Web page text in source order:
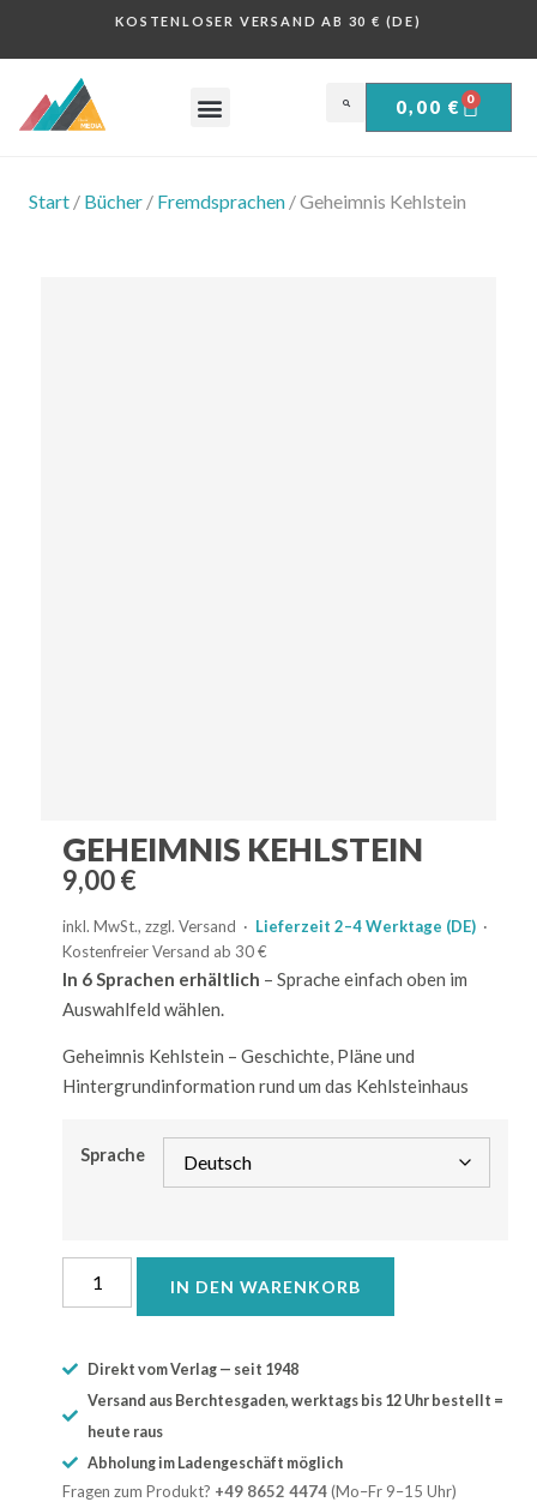
KOSTENLOSER VERSAND AB 30 € (DE)
0,00 € 0
Start / Bücher / Fremdsprachen / Geheimnis Kehlstein
GEHEIMNIS KEHLSTEIN
9,00€
inkl. MwSt., zzgl. Versand · Lieferzeit 2–4 Werktage (DE) ·
Kostenfreier Versand ab 30 €
In 6 Sprachen erhältlich – Sprache einfach oben im
Auswahlfeld wählen.
Geheimnis Kehlstein – Geschichte, Pläne und
Hintergrundinformation rund um das Kehlsteinhaus
Sprache
IN DEN WARENKORB
Direkt vom Verlag — seit 1948
Versand aus Berchtesgaden, werktags bis 12 Uhr bestellt =
heute raus
Abholung im Ladengeschäft möglich
Fragen zum Produkt? +49 8652 4474(Mo–Fr 9–15 Uhr)